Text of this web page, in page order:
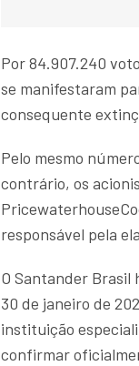
Por 84.907.240
se manifestaram
consequente
Pelo mesmo
contrário, os
responsável pela
O Santander Brasil
30 de janeiro de
instituição
confirmar